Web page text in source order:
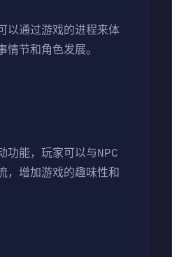
以通过游戏的进程来体
情节和角色发展。
功能，玩家可以与NPC
，增加游戏的趣味性和